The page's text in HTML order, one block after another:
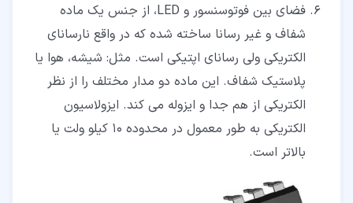
فضای بین فوتوسنسور و LED، از جنس یک ماده
شفاف و غیر رسانا ساخته شده که در واقع نارسانای
الکتریکی ولی رسانای اپتیکی است. مثل: شیشه، هوا یا
پلاستیک شفاف. این ماده دو مدار مختلف را از نظر
الکتریکی از هم جدا و ایزوله می کند. ایزولاسیون
الکتریکی به طور معمول در محدوده 10 کیلو ولت یا
بالاتر است.